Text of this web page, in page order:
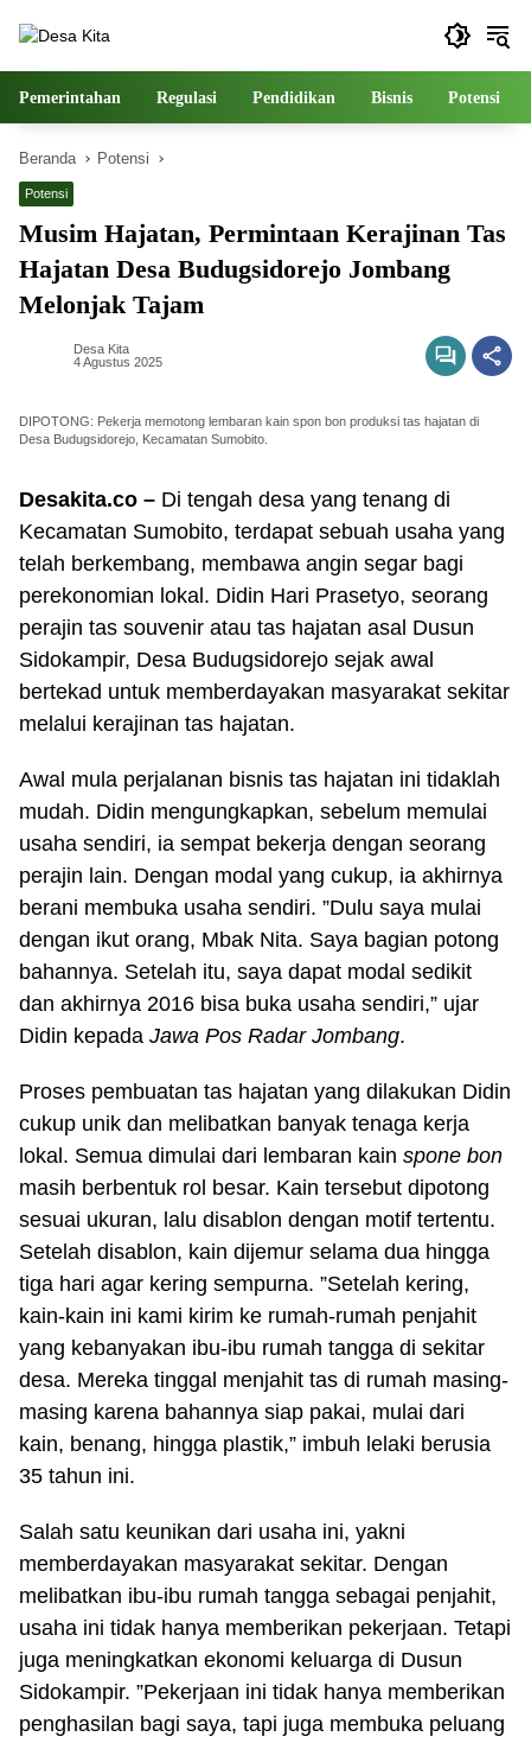
Pemerintahan Regulasi Pendidikan Bisnis Potensi
Beranda Potensi
Potensi
Musim Hajatan, Permintaan Kerajinan Tas
Hajatan Desa Budugsidorejo Jombang
Melonjak Tajam
Desa Kita
4 Agustus 2025
DIPOTONG: Pekerja memotong lembaran kain spon bon produksi tas hajatan di
Desa Budugsidorejo, Kecamatan Sumobito.
Desakita.co – Di tengah desa yang tenang di
Kecamatan Sumobito, terdapat sebuah usaha yang
telah berkembang, membawa angin segar bagi
perekonomian lokal. Didin Hari Prasetyo, seorang
perajin tas souvenir atau tas hajatan asal Dusun
Sidokampir, Desa Budugsidorejo sejak awal
bertekad untuk memberdayakan masyarakat sekitar
melalui kerajinan tas hajatan.
Awal mula perjalanan bisnis tas hajatan ini tidaklah
mudah. Didin mengungkapkan, sebelum memulai
usaha sendiri, ia sempat bekerja dengan seorang
perajin lain. Dengan modal yang cukup, ia akhirnya
berani membuka usaha sendiri. ”Dulu saya mulai
dengan ikut orang, Mbak Nita. Saya bagian potong
bahannya. Setelah itu, saya dapat modal sedikit
dan akhirnya 2016 bisa buka usaha sendiri,” ujar
Didin kepada Jawa Pos Radar Jombang.
Proses pembuatan tas hajatan yang dilakukan Didin
cukup unik dan melibatkan banyak tenaga kerja
lokal. Semua dimulai dari lembaran kain spone bon
masih berbentuk rol besar. Kain tersebut dipotong
sesuai ukuran, lalu disablon dengan motif tertentu.
Setelah disablon, kain dijemur selama dua hingga
tiga hari agar kering sempurna. ”Setelah kering,
kain-kain ini kami kirim ke rumah-rumah penjahit
yang kebanyakan ibu-ibu rumah tangga di sekitar
desa. Mereka tinggal menjahit tas di rumah masing-
masing karena bahannya siap pakai, mulai dari
kain, benang, hingga plastik,” imbuh lelaki berusia
35 tahun ini.
Salah satu keunikan dari usaha ini, yakni
memberdayakan masyarakat sekitar. Dengan
melibatkan ibu-ibu rumah tangga sebagai penjahit,
usaha ini tidak hanya memberikan pekerjaan. Tetapi
juga meningkatkan ekonomi keluarga di Dusun
Sidokampir. ”Pekerjaan ini tidak hanya memberikan
penghasilan bagi saya, tapi juga membuka peluang